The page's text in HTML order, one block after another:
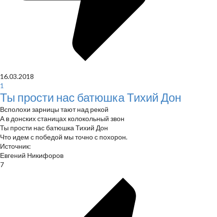
16.03.2018
1
Ты прости нас батюшка Тихий Дон
Всполохи зарницы тают над рекой
А в донских станицах колокольный звон
Ты прости нас батюшка Тихий Дон
Что идем с победой мы точно с похорон.
Источник:
Евгений Никифоров
7